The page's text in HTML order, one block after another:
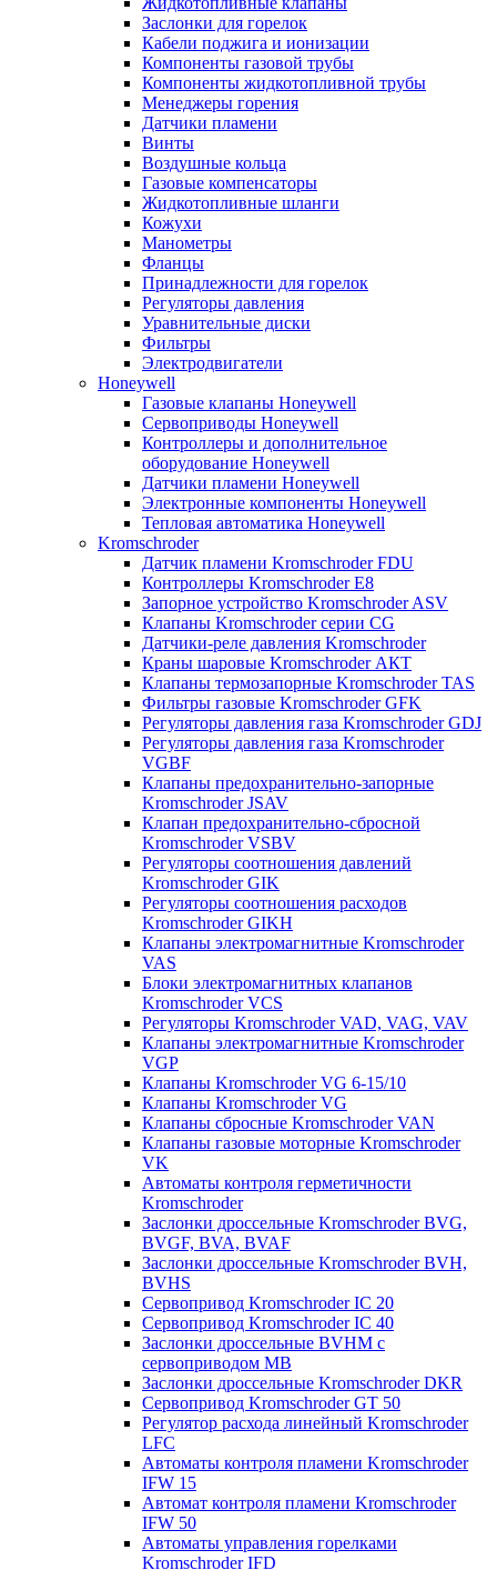
Заслонки для горелок
Кабели поджига и ионизации
Компоненты газовой трубы
Компоненты жидкотопливной трубы
Менеджеры горения
Датчики пламени
Винты
Воздушные кольца
Газовые компенсаторы
Жидкотопливные шланги
Кожухи
Манометры
Фланцы
Принадлежности для горелок
Регуляторы давления
Уравнительные диски
Фильтры
Электродвигатели
Honeywell
Газовые клапаны Honeywell
Сервоприводы Honeywell
Контроллеры и дополнительное
оборудование Honeywell
Датчики пламени Honeywell
Электронные компоненты Honeywell
Тепловая автоматика Honeywell
Kromschroder
Датчик пламени Kromschroder FDU
Контроллеры Kromschroder E8
Запорное устройство Kromschroder ASV
Клапаны Kromschroder серии CG
Датчики-реле давления Kromschroder
Краны шаровые Kromschroder АКТ
Клапаны термозапорные Kromschroder TAS
Фильтры газовые Kromschroder GFK
Регуляторы давления газа Kromschroder GDJ
Регуляторы давления газа Kromschroder
VGBF
Клапаны предохранительно-запорные
Kromschroder JSAV
Клапан предохранительно-сбросной
Kromschroder VSBV
Регуляторы соотношения давлений
Kromschroder GIK
Регуляторы соотношения расходов
Kromschroder GIKH
Клапаны электромагнитные Kromschroder
VAS
Блоки электромагнитных клапанов
Kromschroder VCS
Регуляторы Kromschroder VAD, VAG, VAV
Клапаны электромагнитные Kromschroder
VGP
Клапаны Kromschroder VG 6-15/10
Клапаны Kromschroder VG
Клапаны сбросные Kromschroder VAN
Клапаны газовые моторные Kromschroder
VK
Автоматы контроля герметичности
Kromschroder
Заслонки дроссельные Kromschroder BVG,
BVGF, BVA, BVAF
Заслонки дроссельные Kromschroder BVH,
BVHS
Сервопривод Kromschroder IC 20
Сервопривод Kromschroder IC 40
Заслонки дроссельные BVHM с
сервоприводом МВ
Заслонки дроссельные Kromschroder DKR
Cервопривод Kromschroder GT 50
Регулятор расхода линейный Kromschroder
LFC
Автоматы контроля пламени Kromschroder
IFW 15
Автомат контроля пламени Kromschroder
IFW 50
Автоматы управления горелками
Kromschroder IFD